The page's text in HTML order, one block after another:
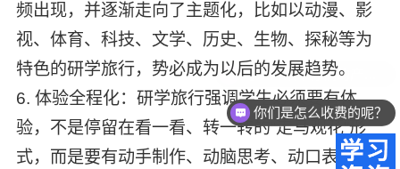
频出现，并逐渐走向了主题化，比如以动漫、影
视、体育、科技、文学、历史、生物、探秘等为
特色的研学旅行，势必成为以后的发展趋势。
6. 体验全程化：研学旅行强调学生必须要有体
验，不是停留在看一看、转一转的“走马观花”形
式，而是要有动手制作、动脑思考、动口表达的
你们是怎么收费的呢？